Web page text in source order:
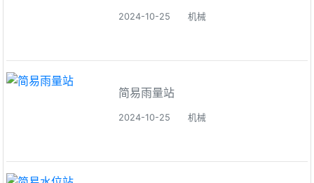
2024-10-25 机械
简易雨量站
2024-10-25 机械